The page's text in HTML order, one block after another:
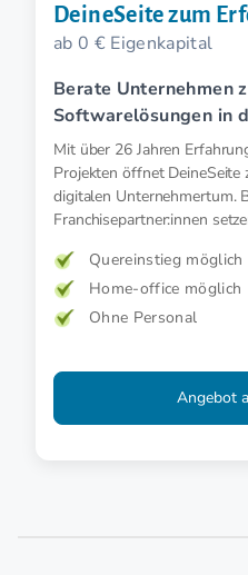
DeineSeite zum
ab 0 € Eigenkapital
Berate Unternehmen
Softwarelösungen in
Mit über 26 Jahren
Projekten öffnet
digitalen Unternehmertum.
Franchisepartner:innen
Quereinstieg möglich
Home-office möglich
Ohne Personal
Angebot